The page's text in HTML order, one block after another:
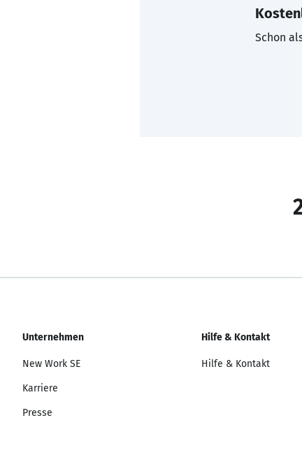
Schon
Unternehmen
New Work SE
Karriere
Presse
Hilfe & Kontakt
Hilfe & Kontakt